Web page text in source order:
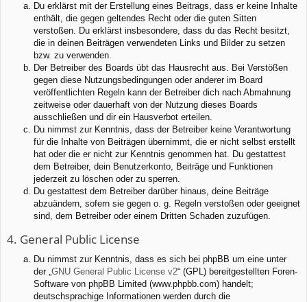
Du erklärst mit der Erstellung eines Beitrags, dass er keine Inhalte
enthält, die gegen geltendes Recht oder die guten Sitten
verstoßen. Du erklärst insbesondere, dass du das Recht besitzt,
die in deinen Beiträgen verwendeten Links und Bilder zu setzen
bzw. zu verwenden.
Der Betreiber des Boards übt das Hausrecht aus. Bei Verstößen
gegen diese Nutzungsbedingungen oder anderer im Board
veröffentlichten Regeln kann der Betreiber dich nach Abmahnung
zeitweise oder dauerhaft von der Nutzung dieses Boards
ausschließen und dir ein Hausverbot erteilen.
Du nimmst zur Kenntnis, dass der Betreiber keine Verantwortung
für die Inhalte von Beiträgen übernimmt, die er nicht selbst erstellt
hat oder die er nicht zur Kenntnis genommen hat. Du gestattest
dem Betreiber, dein Benutzerkonto, Beiträge und Funktionen
jederzeit zu löschen oder zu sperren.
Du gestattest dem Betreiber darüber hinaus, deine Beiträge
abzuändern, sofern sie gegen o. g. Regeln verstoßen oder geeignet
sind, dem Betreiber oder einem Dritten Schaden zuzufügen.
4. General Public License
Du nimmst zur Kenntnis, dass es sich bei phpBB um eine unter
der „ GNU General Public License v2“ (GPL) bereitgestellten Foren-
Software von phpBB Limited (www.phpbb.com) handelt;
deutschsprachige Informationen werden durch die